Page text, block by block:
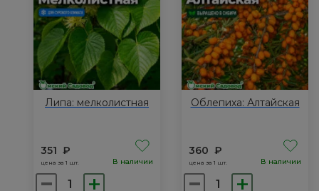
Липа: мелколистная
351 ₽
цена за 1 шт. В наличии
Количество
Облепиха: Алтайская
360 ₽
цена за 1 шт. В наличии
Количество